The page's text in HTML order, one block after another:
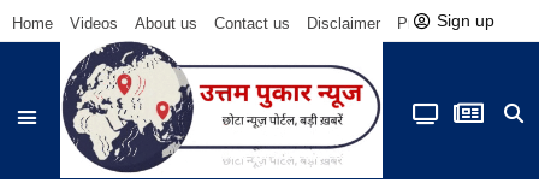
Home Videos About us Contact us Disclaimer Privacy Policy
Sign up